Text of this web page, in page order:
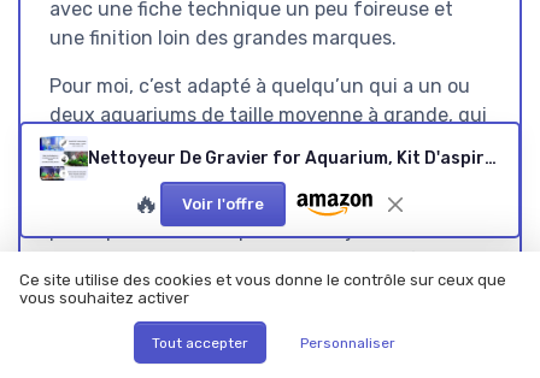
avec une fiche technique un peu foireuse et
une finition loin des grandes marques.
Pour moi, c’est adapté à quelqu’un qui a un ou
deux aquariums de taille moyenne à grande, qui
veut gagner du temps sur l’entretien et qui n’a
pas envie d’investir dans du matériel haut de
gamme. Si tu es soigneux, que tu ne cherches
pas la perfection et que tu veux juste un
bac propre, ça peut tout à fait te convenir. Par
contre, si tu as du sable très fin, si tu es
maniaque sur la finition ou si tu veux un outil
Nettoyeur De Gravier for Aquarium, Kit D'aspirateur for Aquarium, Kit De Filtre À Siphon Automatique for Aquarium, Filtre À Eau Automatique Efficace for Le Changement d'eau, Lavage du Sable(20w)
🔥 Voir l'offre
Ce site utilise des cookies et vous donne le contrôle sur ceux que
vous souhaitez activer
Tout accepter Personnaliser